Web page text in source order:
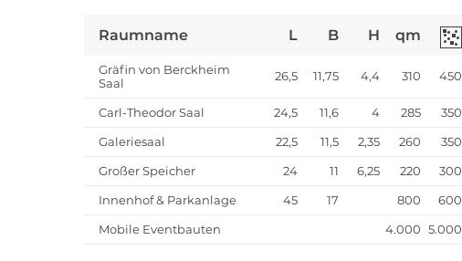
Raumname L B H qm
Gräfin von Berckheim
Saal
26,5 11,75 4,4 310 450
Carl-Theodor Saal 24,5 11,6 4 285 350
Galeriesaal
22,5 11,5 2,35 260 350
Großer Speicher
24 11 6,25 220 300
Innenhof & Parkanlage
45 17 800 600
Mobile Eventbauten
4.000 5.000